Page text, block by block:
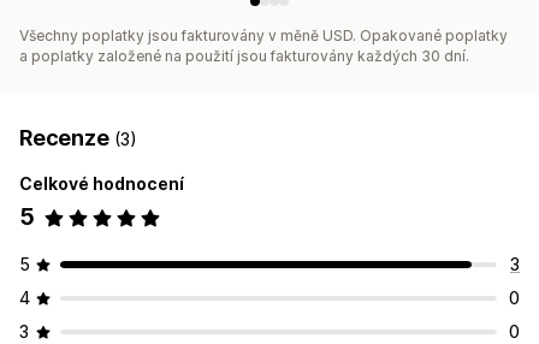
Všechny poplatky jsou fakturovány v měně USD. Opakované poplatky
a poplatky založené na použití jsou fakturovány každých 30 dní.
Recenze (3)
Celkové hodnocení
5
5
3
4
0
3
0